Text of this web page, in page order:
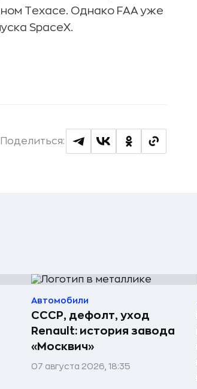
Техасе. Однако FAA уже
SpaceX.
Поделиться:
Автомобили
СССР, дефолт, уход
Renault: история завода
«Москвич»
07 августа 2026, 18:35